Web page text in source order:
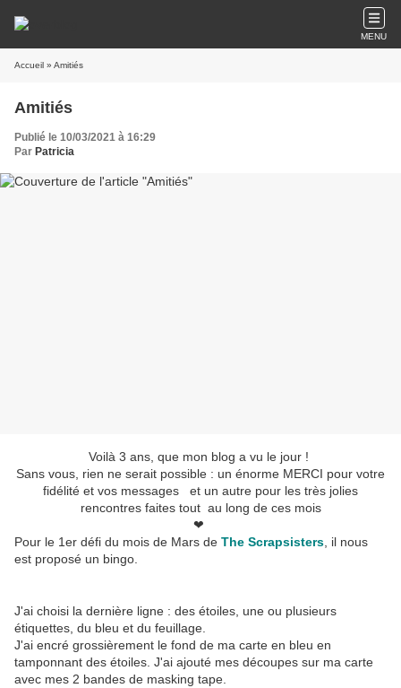
MENU
Accueil » Amitiés
Amitiés
Publié le 10/03/2021 à 16:29
Par Patricia
Voilà 3 ans, que mon blog a vu le jour !
Sans vous, rien ne serait possible : un énorme MERCI pour votre
fidélité et vos messages et un autre pour les très jolies
rencontres faites tout au long de ces mois
❤
Pour le 1er défi du mois de Mars de The Scrapsisters , il nous
est proposé un bingo.
J'ai choisi la dernière ligne : des étoiles, une ou plusieurs
étiquettes, du bleu et du feuillage.
J'ai encré grossièrement le fond de ma carte en bleu en
tamponnant des étoiles. J'ai ajouté mes découpes sur ma carte
avec mes 2 bandes de masking tape.